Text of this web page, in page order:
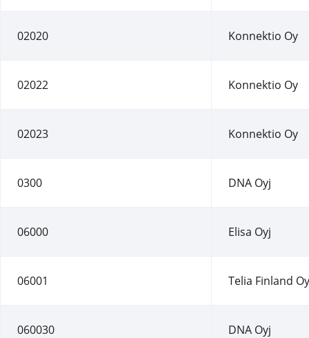
02020 Konnektio Oy
02022 Konnektio Oy
02023 Konnektio Oy
0300 DNA Oyj
06000 Elisa Oyj
06001 Telia Finland
060030 DNA Oyj